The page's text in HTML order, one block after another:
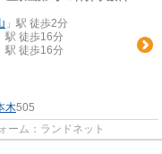
」駅 徒歩2分
駅 徒歩16分
駅 徒歩16分
木505
ーム：ランドネット